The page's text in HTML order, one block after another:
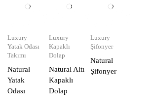
Luxury
Yatak Odası
Takımı
Natural
Yatak
Odası
Luxury
Kapaklı
Dolap
Natural Altı
Kapaklı
Dolap
Luxury
Şifonyer
Natural
Şifonyer